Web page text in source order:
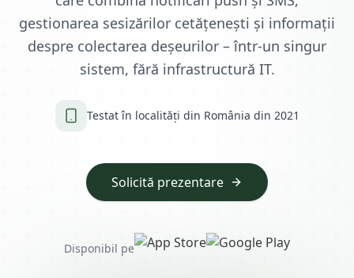
gestionarea sesizărilor cetățenești și informații
despre colectarea deșeurilor – într-un singur
sistem, fără infrastructură IT.
Testat în localități din România din 2021
Solicită prezentare
Disponibil pe